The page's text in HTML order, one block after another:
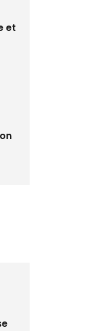
et